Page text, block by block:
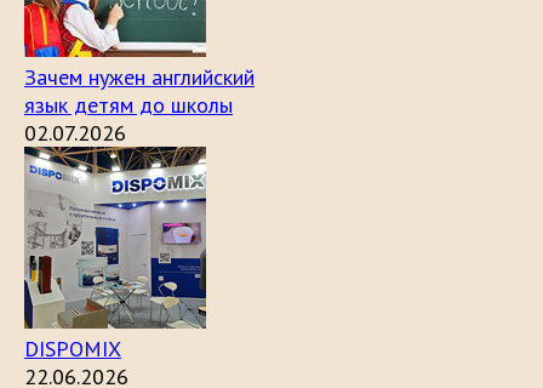
Зачем нужен английский
язык детям до школы
02.07.2026
DISPOMIX
22.06.2026